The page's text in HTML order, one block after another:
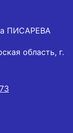
ПИСАРЕВА
область, г.